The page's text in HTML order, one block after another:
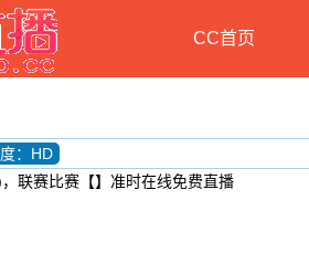
CC首页
：HD
联赛比赛【】准时在线免费直播